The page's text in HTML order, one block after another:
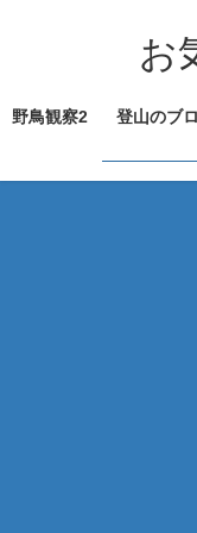
ツ
ス
シ
ン
お
野鳥観察2 登山のブ